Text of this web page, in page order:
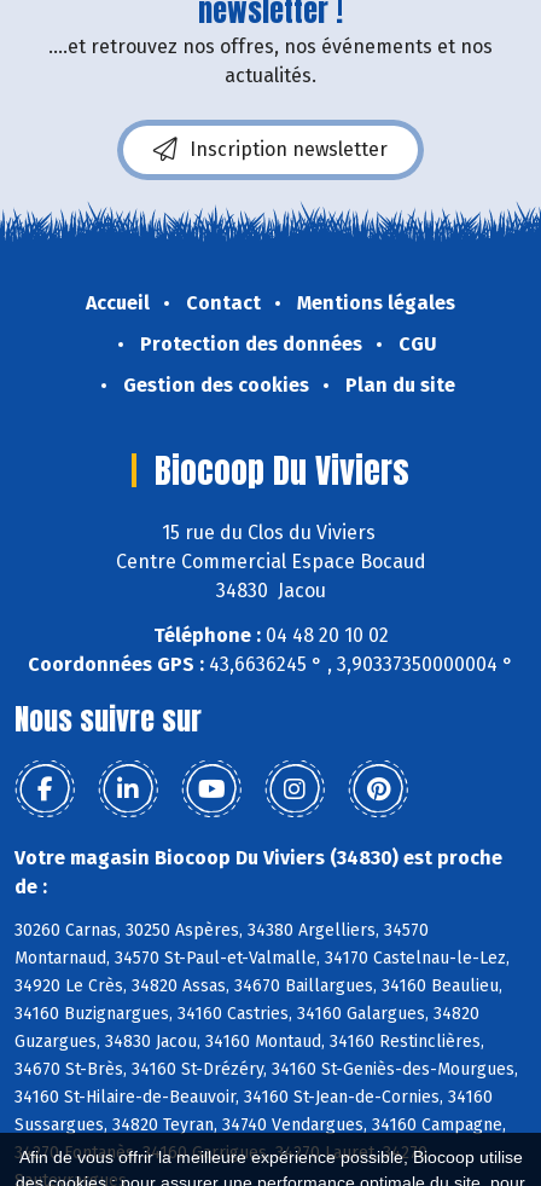
Afin de vous offrir la meilleure expérience possible, Biocoop utilise
newsletter !
....et retrouvez nos offres, nos événements et nos
actualités.
Inscription newsletter
Accueil Contact
Mentions légales
Protection des données
CGU
Gestion des cookies
Plan du site
Biocoop Du Viviers
15 rue du Clos du Viviers
Centre Commercial Espace Bocaud
34830 Jacou
Téléphone :04 48 20 10 02
Coordonnées GPS : 43,6636245 ° , 3,90337350000004 °
Nous suivre sur
Votre magasin Biocoop Du Viviers (34830) est proche
de :
30260 Carnas, 30250 Aspères, 34380 Argelliers, 34570
Montarnaud, 34570 St-Paul-et-Valmalle, 34170 Castelnau-le-Lez,
34920 Le Crès, 34820 Assas, 34670 Baillargues, 34160 Beaulieu,
34160 Buzignargues, 34160 Castries, 34160 Galargues, 34820
Guzargues, 34830 Jacou, 34160 Montaud, 34160 Restinclières,
34670 St-Brès, 34160 St-Drézéry, 34160 St-Geniès-des-Mourgues,
34160 St-Hilaire-de-Beauvoir, 34160 St-Jean-de-Cornies, 34160
Sussargues, 34820 Teyran, 34740 Vendargues, 34160 Campagne,
34270 Fontanès, 34160 Garrigues, 34270 Lauret, 34270
Sauteyrargues